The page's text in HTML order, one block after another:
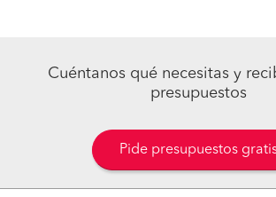
Cuéntanos qué necesitas y
presupuestos
Pide presupuestos